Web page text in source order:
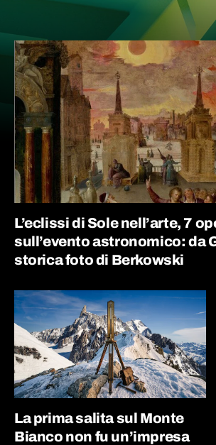
L’eclissi di Sole nell’arte, 7
sull’evento astronomico: da
storica foto di Berkowski
La prima salita sul Monte
Bianco non fu un’impresa